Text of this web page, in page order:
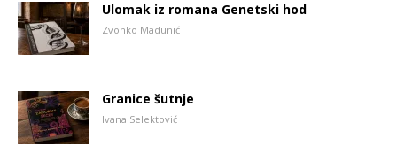
Ulomak iz romana Genetski hod
Zvonko Madunić
Granice šutnje
Ivana Selektović